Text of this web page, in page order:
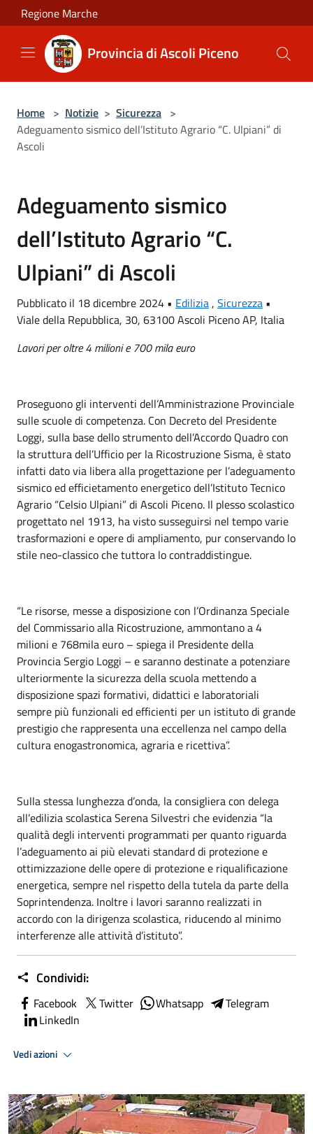
Salta al contenuto principale
Regione Marche
Provincia di Ascoli Piceno
Home > Notizie > Sicurezza >
Adeguamento sismico dell’Istituto Agrario “C. Ulpiani” di
Ascoli
Adeguamento sismico
dell’Istituto Agrario “C.
Ulpiani” di Ascoli
Pubblicato il 18 dicembre 2024 • Edilizia, Sicurezza •
Viale della Repubblica, 30, 63100 Ascoli Piceno AP, Italia
Lavori per oltre 4 milioni e 700 mila euro
Proseguono gli interventi dell’Amministrazione Provinciale
sulle scuole di competenza. Con Decreto del Presidente
Loggi, sulla base dello strumento dell’Accordo Quadro con
la struttura dell’Ufficio per la Ricostruzione Sisma, è stato
infatti dato via libera alla progettazione per l’adeguamento
sismico ed efficietamento energetico dell’Istituto Tecnico
Agrario “Celsio Ulpiani” di Ascoli Piceno. Il plesso scolastico
progettato nel 1913, ha visto susseguirsi nel tempo varie
trasformazioni e opere di ampliamento, pur conservando lo
stile neo-classico che tuttora lo contraddistingue.
“Le risorse, messe a disposizione con l’Ordinanza Speciale
del Commissario alla Ricostruzione, ammontano a 4
milioni e 768mila euro – spiega il Presidente della
Provincia Sergio Loggi – e saranno destinate a potenziare
ulteriormente la sicurezza della scuola mettendo a
disposizione spazi formativi, didattici e laboratoriali
sempre più funzionali ed efficienti per un istituto di grande
prestigio che rappresenta una eccellenza nel campo della
cultura enogastronomica, agraria e ricettiva”.
Sulla stessa lunghezza d’onda, la consigliera con delega
all’edilizia scolastica Serena Silvestri che evidenzia “la
qualità degli interventi programmati per quanto riguarda
l’adeguamento ai più elevati standard di protezione e
ottimizzazione delle opere di protezione e riqualificazione
energetica, sempre nel rispetto della tutela da parte della
Soprintendenza. Inoltre i lavori saranno realizzati in
accordo con la dirigenza scolastica, riducendo al minimo
interferenze alle attività d’istituto”.
Condividi:
Facebook Twitter Whatsapp
Telegram
LinkedIn
Vedi azioni